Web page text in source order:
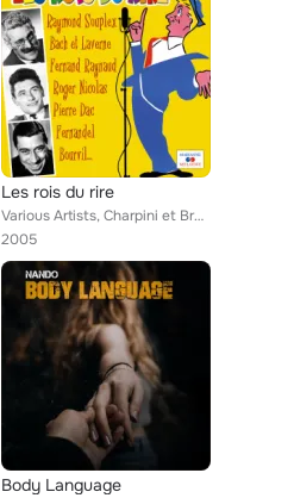
Les rois du rire
Various Artists, Charpini et Brancato, Jean Rigaux, Robert Rocca, Raymond Souplex, Georges Chepfer, Fernand Raynaud, Claude Véga...
2005
Body Language